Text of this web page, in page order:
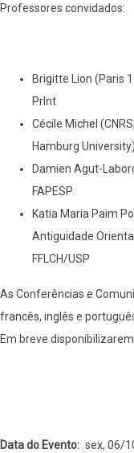
Professores convidados:
Brigitte Lion (Paris
PrInt
Cécile Michel
Hamburg
Damien Agut-
FAPESP
Katia Maria Paim
Antiguidade
FFLCH/USP
As Conferências e
francês, inglês e
Em breve
Data do Evento sex, 06/